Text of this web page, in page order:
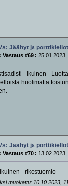
Jäähyt ja porttikiellot
Vastaus #69 : 25.01.2023,
- Ikuinen -
huolimatta
Jäähyt ja porttikiellot
Vastaus #70 : 13.02.2023,
- rikostuomio
muokattu: 10.10.2023,